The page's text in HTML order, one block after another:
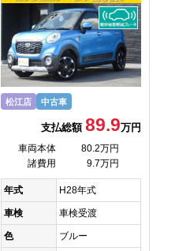
松江店 中古車
支払総額89.9万円
車両本体
80.2万円
諸費用
9.7万円
年式 H28年式
車検 車検受渡
色 ブルー